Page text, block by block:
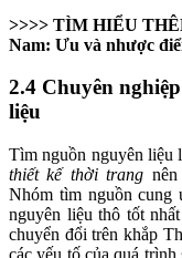
>>>> TÌM HIỂU
Nam: Ưu và nhược
2.4 Chuyên
liệu
Tìm nguồn nguyên liệu
thiết kế thời trang
Nhóm tìm nguồn cung
nguyên liệu thô tốt
chuyển đổi trên khắp